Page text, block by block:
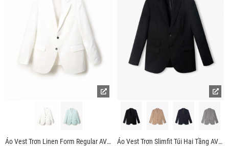
Áo Vest Trơn Linen Form Regular AV040 Áo Vest Trơn Slimfit Túi Hai Tầng AV039